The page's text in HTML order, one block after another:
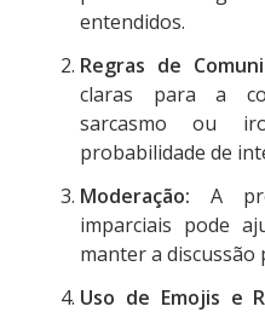
entendidos.
Regras de
claras para a
sarcasmo ou
probabilidade de
Moderação: A
imparciais pode
manter a discussão
Uso de Emojis e